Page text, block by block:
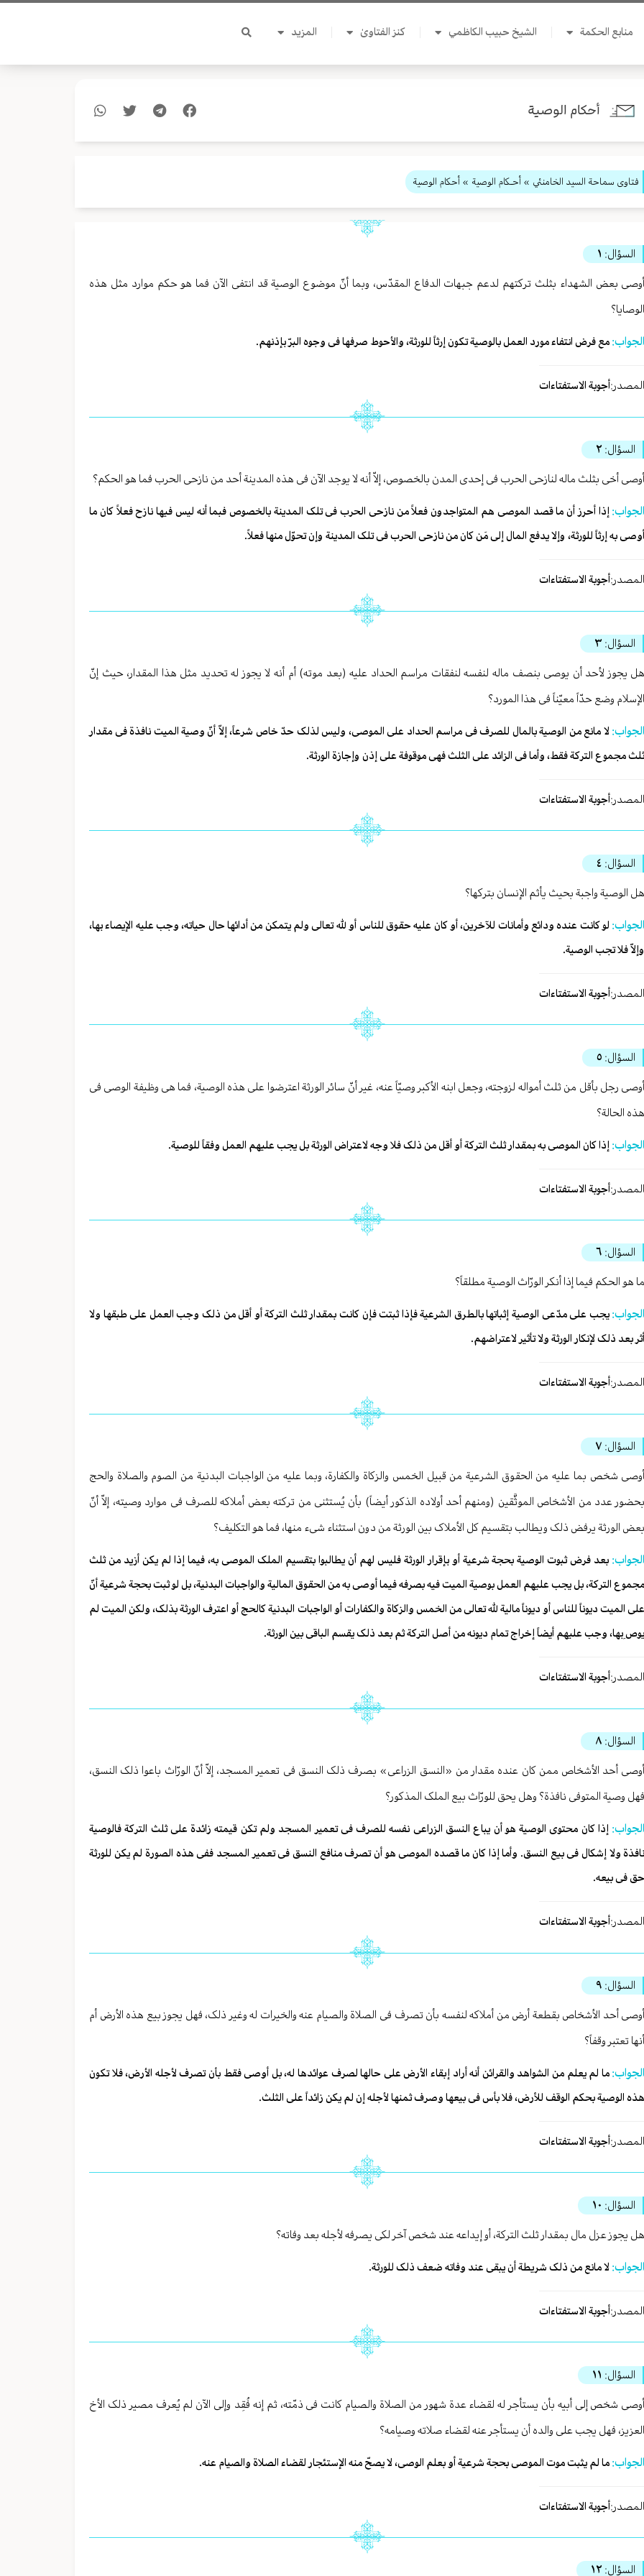
منابع الحكمة الشيخ حبيب الكاظمي كنز الفتاوىٰ المزيد
أحكام الوصية
فتاوى سماحة السيد الخامنئي » أحـكام الوصية » أحكام الوصية
السؤال: ١
أوصی بعض الشهداء بثلث ترکتهم لدعم جبهات الدفاع المقدّس، وبما أنّ موضوع الوصیة قد انتفی الآن فما هو حکم موارد مثل هذه
الوصایا؟
الجواب: مع فرض انتفاء مورد العمل بالوصیة تکون إرثاً للورثة، والأحوط صرفها فی وجوه البرّ بإذنهم.
المصدر:أجوبة الاستفتاءات
السؤال: ٢
أوصی أخی بثلث ماله لنازحی الحرب فی إحدی المدن بالخصوص، إلاّ أنه لا یوجد الآن فی هذه المدینة أحد من نازحی الحرب فما هو الحکم؟
الجواب: إذا أحرز أن ما قصد الموصی هم المتواجدون فعلاً من نازحی الحرب فی تلک المدینة بالخصوص فبما أنه لیس فیها نازح فعلاً کان ما
أوصی به إرثاً للورثة، وإلا یدفع المال إلی مَن کان من نازحی الحرب فی تلک المدینة وإن تحوّل منها فعلاً.
المصدر:أجوبة الاستفتاءات
السؤال: ٣
هل یجوز لأحد أن یوصی بنصف ماله لنفسه لنفقات مراسم الحداد علیه (بعد موته) أم أنه لا یجوز له تحدید مثل هذا المقدار، حیث إنّ
الإسلام وضع حدّاً معیّناً فی هذا المورد؟
الجواب: لا مانع من الوصیة بالمال للصرف فی مراسم الحداد علی الموصی، ولیس لذلک حدّ خاص شرعاً، إلاّ أنّ وصیة المیت نافذة فی مقدار
مجموع الترکة فقط، وأما فی الزائد علی الثلث فهی موقوفة علی إذن وإجازة الورثة.
المصدر:أجوبة الاستفتاءات
السؤال: ٤
هل الوصیة واجبة بحیث یأثم الإنسان بترکها؟
الجواب: لو کانت عنده ودائع وأمانات للآخرین، أو کان علیه حقوق للناس أو لله تعالی ولم یتمکن من أدائها حال حیاته، وجب علیه الإیصاء بها،
وإلاّ فلا تجب الوصیة.
المصدر:أجوبة الاستفتاءات
السؤال: ٥
أوصی رجل بأقل من ثلث أمواله لزوجته، وجعل ابنه الأکبر وصیّاً عنه، غیر أنّ سائر الورثة اعترضوا علی هذه الوصیة، فما هی وظیفة الوصی فی
هذه الحالة؟
الجواب: إذا کان الموصی به بمقدار ثلث الترکة أو أقل من ذلک فلا وجه لاعتراض الورثة بل یجب علیهم العمل وفقاً للوصیة.
المصدر:أجوبة الاستفتاءات
السؤال: ٦
ما هو الحکم فیما إذا أنکر الورّاث الوصیة مطلقاً؟
الجواب:یجب علی مدّعی الوصیة إثباتها بالطرق الشرعیة فإذا ثبتت فإن کانت بمقدار ثلث الترکة أو أقل من ذلک وجب العمل علی طبقها ولا
أثر بعد ذلک لإنکار الورثة ولا تأثیر لاعتراضهم.
المصدر:أجوبة الاستفتاءات
السؤال: ٧
أوصی شخص بما علیه من الحقوق الشرعیة من قبیل الخمس والزکاة والکفارة، وبما علیه من الواجبات البدنیة من الصوم والصلاة والحج
بحضور عدد من الأشخاص الموثَّقین (ومنهم أحد أولاده الذکور أیضاً) بأن یُستثنی من ترکته بعض أملاکه للصرف فی موارد وصیته، إلاّ أنّ
بعض الورثة یرفض ذلک ویطالب بتقسیم کل الأملاک بین الورثة من دون استثناء شیء منها، فما هو التکلیف؟
الجواب: بعد فرض ثبوت الوصیة بحجة شرعیة أو بإقرار الورثة فلیس لهم أن یطالبوا بتقسیم الملک الموصی به، فیما إذا لم یکن أزید من ثلث
مجموع الترکة، بل یجب علیهم العمل بوصیة المیت فیه بصرفه فیما أوصی به من الحقوق المالیة والواجبات البدنیة، بل لو ثبت بحجة شرعیة أنّ
علی المیت دیوناً للناس أو دیوناً مالیة لله تعالی من الخمس والزکاة والکفارات أو الواجبات البدنیة کالحج أو اعترف الورثة بذلک، ولکن المیت لم
یوصِ بها، وجب علیهم أیضاً إخراج تمام دیونه من أصل الترکة ثم بعد ذلک یقسم الباقی بین الورثة.
المصدر:أجوبة الاستفتاءات
السؤال: ٨
أوصی أحد الأشخاص ممن کان عنده مقدار من «النسق الزراعی» بصرف ذلک النسق فی تعمیر المسجد، إلاّ أنّ الورّاث باعوا ذلک النسق،
فهل وصیة المتوفی نافذة؟ وهل یحق للورّاث بیع الملک المذکور؟
الجواب: إذا کان محتوی الوصیة هو أن یباع النسق الزراعی نفسه للصرف فی تعمیر المسجد ولم تکن قیمته زائدة علی ثلث الترکة فالوصیة
نافذة ولا إشکال فی بیع النسق. وأما إذا کان ما قصده الموصی هو أن تصرف منافع النسق فی تعمیر المسجد ففی هذه الصورة لم یکن للورثة
حق فی بیعه.
المصدر:أجوبة الاستفتاءات
السؤال: ٩
أوصی أحد الأشخاص بقطعة أرض من أملاکه لنفسه بأن تصرف فی الصلاة والصیام عنه والخیرات له وغیر ذلک، فهل یجوز بیع هذه الأرض أم
أنها تعتبر وقفاً؟
الجواب:ما لم یعلم من الشواهد والقرائن أنه أراد إبقاء الأرض علی حالها لصرف عوائدها له، بل أوصی فقط بأن تصرف لأجله الأرض، فلا تکون
هذه الوصیة بحکم الوقف للأرض، فلا بأس فی بیعها وصرف ثمنها لأجله إن لم یکن زائداً علی الثلث.
المصدر:أجوبة الاستفتاءات
السؤال: ١٠
هل یجوز عزل مال بمقدار ثلث الترکة، أو إیداعه عند شخص آخر لکی یصرفه لأجله بعد وفاته؟
الجواب: لا مانع من ذلک شریطة أن یبقی عند وفاته ضعف ذلک للورثة.
المصدر:أجوبة الاستفتاءات
السؤال: ١١
أوصی شخص إلی أبیه بأن یستأجر له لقضاء عدة شهور من الصلاة والصیام کانت فی ذمّته، ثم إنه فُقِد وإلی الآن لم یُعرف مصیر ذلک الأخ
العزیز، فهل یجب علی والده أن یستأجر عنه لقضاء صلاته وصیامه؟
الجواب: ما لم یثبت موت الموصی بحجة شرعیة أو بعلم الوصی، لا یصحّ منه الإستئجار لقضاء الصلاة والصیام عنه.
المصدر:أجوبة الاستفتاءات
السؤال: ١٢